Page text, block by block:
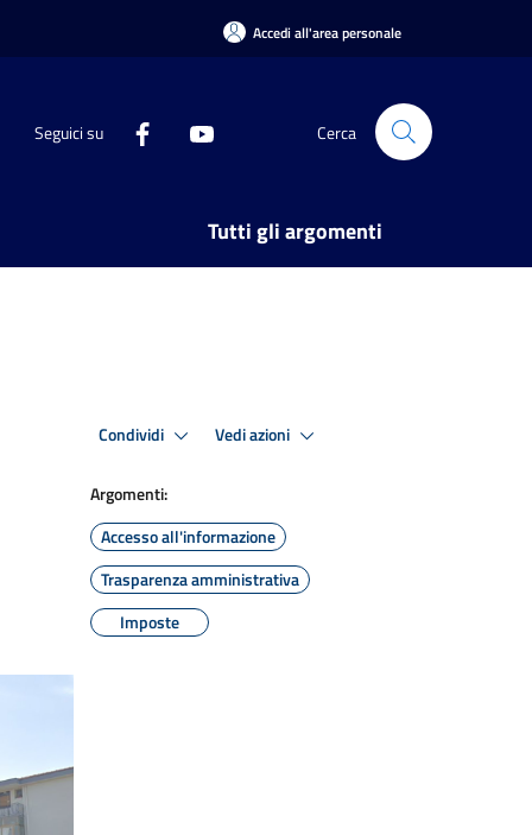
Accedi all'area personale
Seguici su Cerca
Tutti gli argomenti
Condividi Vedi azioni
Argomenti:
Accesso all'informazione
Trasparenza amministrativa
Imposte